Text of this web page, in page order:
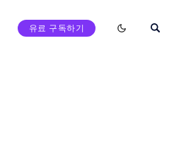
유료 구독하기 Enable dark mode